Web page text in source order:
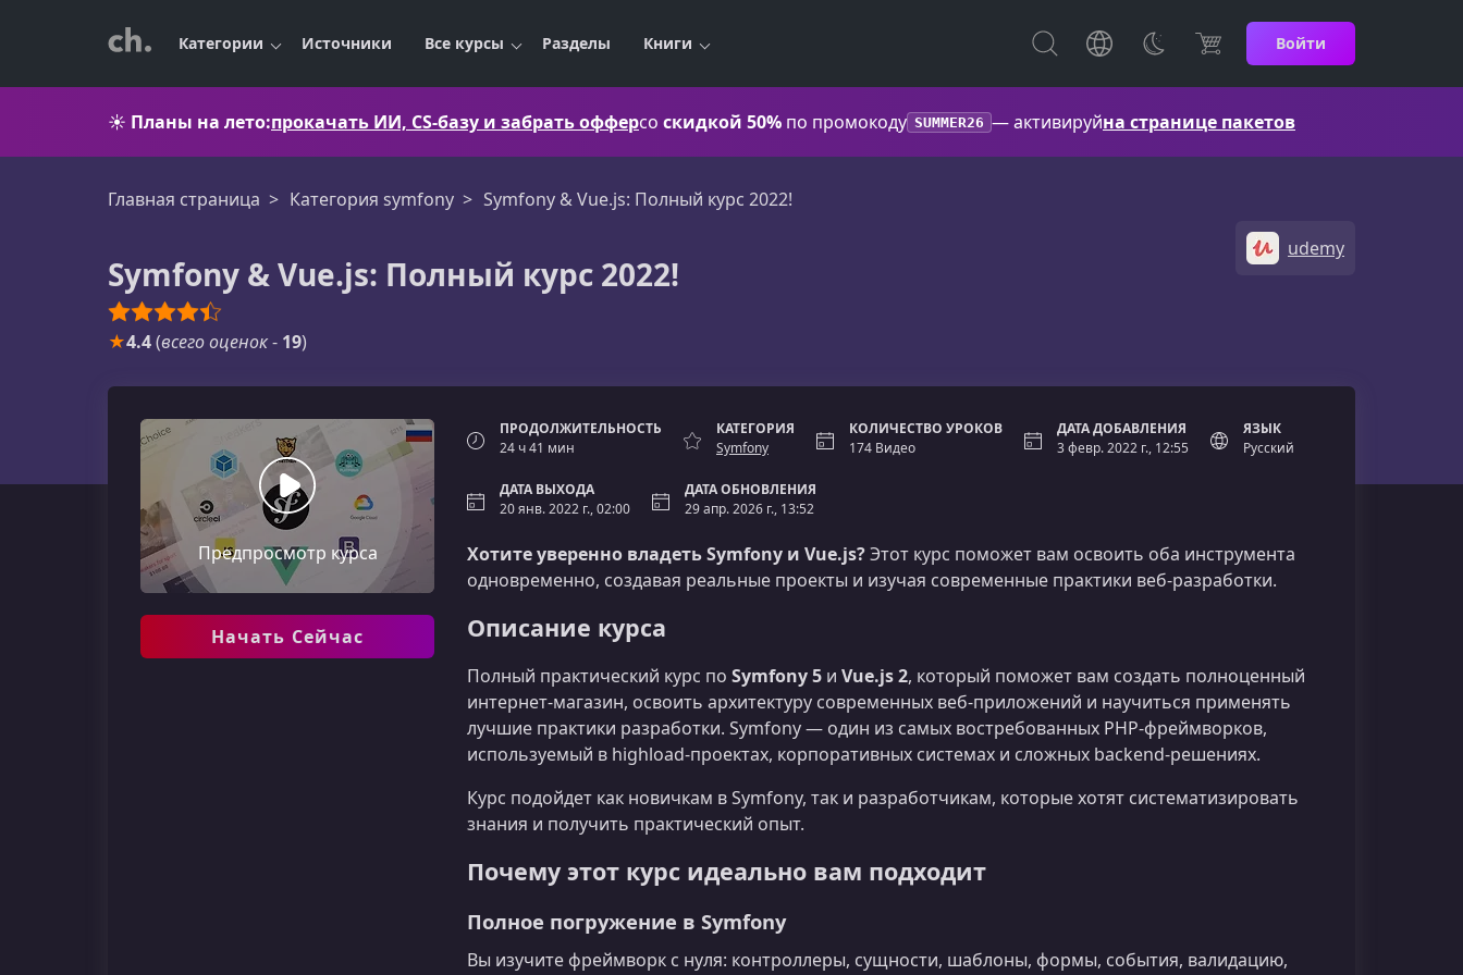
Категории Источники Все курсы Разделы Книги Войти
☀️ Планы на лето:прокачать ИИ, CS-базу и забрать офферсо скидкой 50% по промокоду SUMMER26 — активируйна странице пакетов
Главная страница Категория symfony Symfony & Vue.js: Полный курс 2022!
Symfony & Vue.js: Полный курс 2022!
udemy
★4.4(всего оценок- 19)
Предпросмотр курса
Начать Сейчас
ПРОДОЛЖИТЕЛЬНОСТЬ
24 ч 41 мин
КАТЕГОРИЯ
Symfony
КОЛИЧЕСТВО УРОКОВ
174 Видео
ДАТА ДОБАВЛЕНИЯ
3 февр. 2022 г., 12:55
ЯЗЫК
Русский
ДАТА ВЫХОДА
20 янв. 2022 г., 02:00
ДАТА ОБНОВЛЕНИЯ
29 апр. 2026 г., 13:52
Хотите уверенно владеть Symfony и Vue.js?Этот курс поможет вам освоить оба инструмента
одновременно, создавая реальные проекты и изучая современные практики веб‑разработки.
Описание курса
Полный практический курс по Symfony 5 и Vue.js 2, который поможет вам создать полноценный
интернет‑магазин, освоить архитектуру современных веб‑приложений и научиться применять
лучшие практики разработки. Symfony — один из самых востребованных PHP‑фреймворков,
используемый в highload‑проектах, корпоративных системах и сложных backend‑решениях.
Курс подойдет как новичкам в Symfony, так и разработчикам, которые хотят систематизировать
знания и получить практический опыт.
Почему этот курс идеально вам подходит
Полное погружение в Symfony
Вы изучите фреймворк с нуля: контроллеры, сущности, шаблоны, формы, события, валидацию,